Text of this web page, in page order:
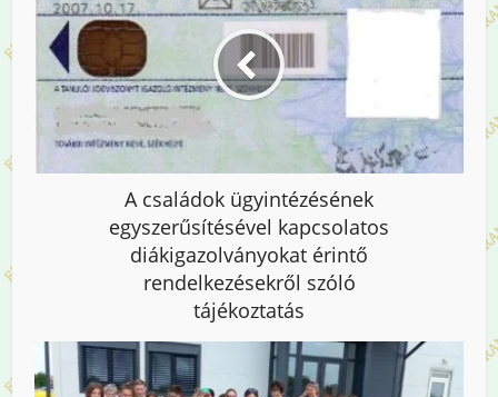
A családok ügyintézésének
egyszerűsítésével kapcsolatos
diákigazolványokat érintő
rendelkezésekről szóló
tájékoztatás